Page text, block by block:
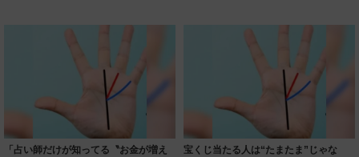
「占い師だけが知ってる〝お金が増え
宝くじ当たる人は“たまたま”じゃな